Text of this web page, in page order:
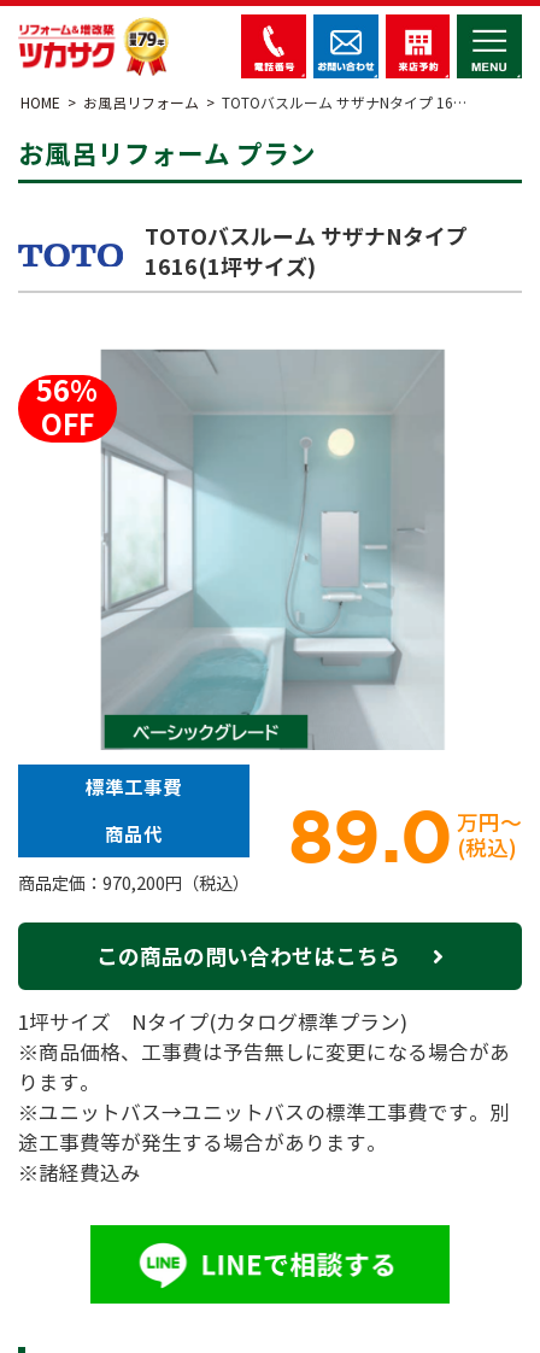
HOME お風呂リフォーム TOTOバスルーム サザナNタイプ 16…
お風呂リフォーム プラン
TOTOバスルーム サザナNタイプ
1616(1坪サイズ)
56%
OFF
標準工事費
商品代
商品定価：970,200円（税込）
89.0 万円～
(税込)
この商品の問い合わせはこちら
1坪サイズ Nタイプ(カタログ標準プラン)
※商品価格、工事費は予告無しに変更になる場合があ
ります。
※ユニットバス→ユニットバスの標準工事費です。別
途工事費等が発生する場合があります。
※諸経費込み